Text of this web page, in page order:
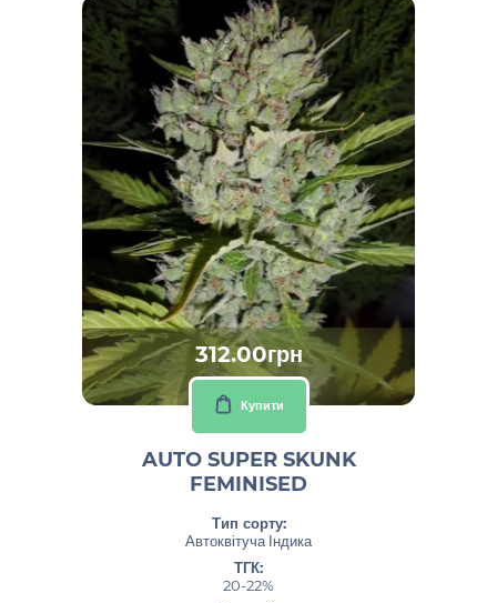
312.00грн
Купити
AUTO SUPER SKUNK
FEMINISED
Тип сорту:
Автоквітуча Індика
ТГК:
20-22%